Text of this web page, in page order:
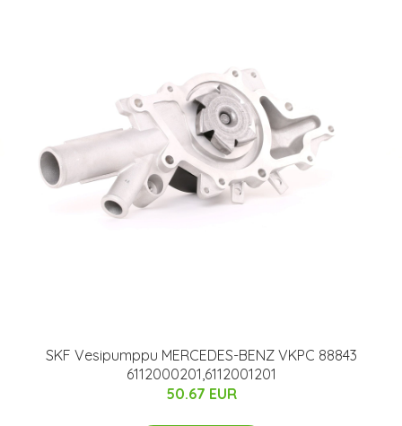
SKF Vesipumppu MERCEDES-BENZ VKPC 88843
6112000201,6112001201
50.67 EUR